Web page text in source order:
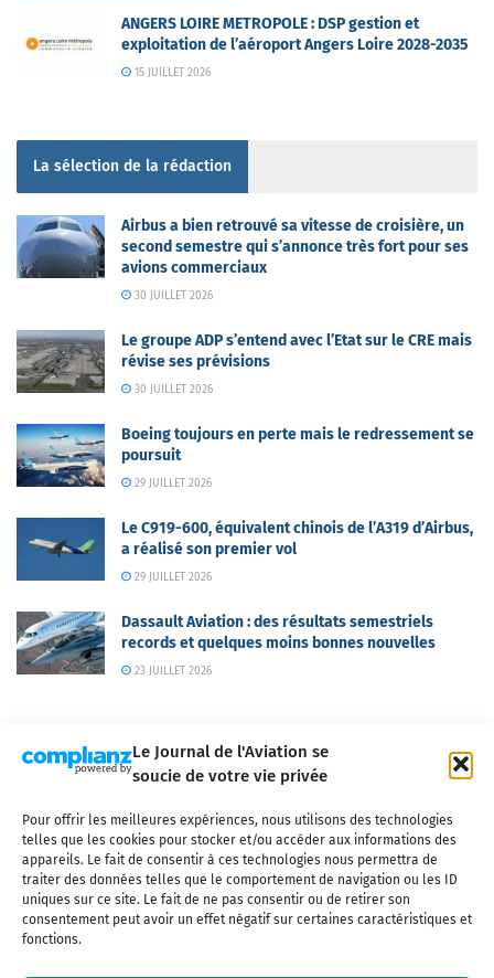
Le Journal de l'Aviation se
soucie de votre vie privée
Pour offrir les meilleures expériences, nous utilisons des technologies
telles que les cookies pour stocker et/ou accéder aux informations des
appareils. Le fait de consentir à ces technologies nous permettra de
traiter des données telles que le comportement de navigation ou les ID
uniques sur ce site. Le fait de ne pas consentir ou de retirer son
consentement peut avoir un effet négatif sur certaines caractéristiques et
fonctions.
ANGERS LOIRE METROPOLE : DSP gestion et
exploitation de l’aéroport Angers Loire 2028-2035
15 JUILLET 2026
La sélection de la rédaction
Airbus a bien retrouvé sa vitesse de croisière, un
second semestre qui s’annonce très fort pour ses
avions commerciaux
30 JUILLET 2026
Le groupe ADP s’entend avec l’Etat sur le CRE mais
révise ses prévisions
30 JUILLET 2026
Boeing toujours en perte mais le redressement se
poursuit
29 JUILLET 2026
Le C919-600, équivalent chinois de l’A319 d’Airbus,
a réalisé son premier vol
29 JUILLET 2026
Dassault Aviation : des résultats semestriels
records et quelques moins bonnes nouvelles
23 JUILLET 2026
Qui sommes-nous ? Nous contacter
Partenaires
Mentions légales
CGV Politique de confidentialité Cookies